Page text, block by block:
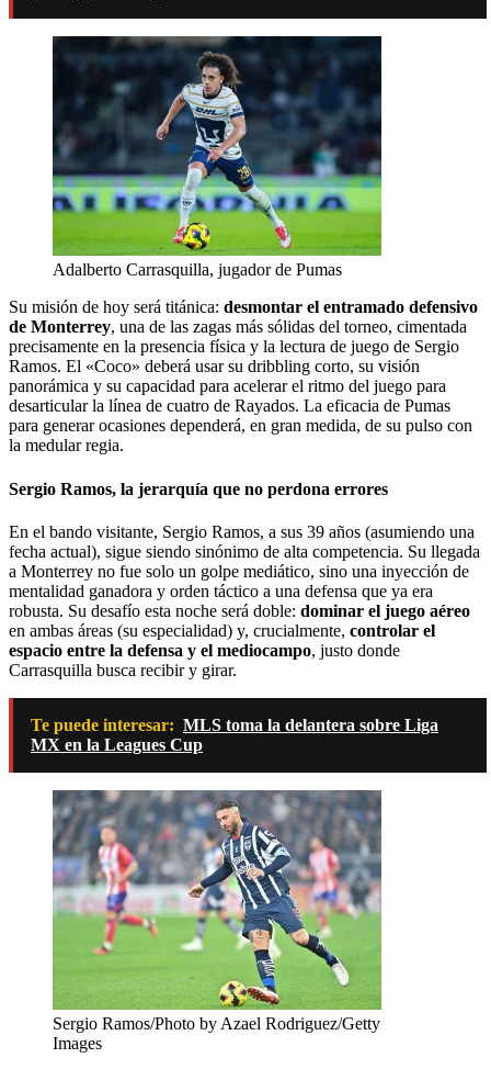
Adalberto Carrasquilla, jugador de Pumas
Su misión de hoy será titánica: desmontar el entramado defensivo
de Monterrey, una de las zagas más sólidas del torneo, cimentada
precisamente en la presencia física y la lectura de juego de Sergio
Ramos. El «Coco» deberá usar su dribbling corto, su visión
panorámica y su capacidad para acelerar el ritmo del juego para
desarticular la línea de cuatro de Rayados. La eficacia de Pumas
para generar ocasiones dependerá, en gran medida, de su pulso con
la medular regia.
Sergio Ramos, la jerarquía que no perdona errores
En el bando visitante, Sergio Ramos, a sus 39 años (asumiendo una
fecha actual), sigue siendo sinónimo de alta competencia. Su llegada
a Monterrey no fue solo un golpe mediático, sino una inyección de
mentalidad ganadora y orden táctico a una defensa que ya era
robusta. Su desafío esta noche será doble: dominar el juego aéreo
en ambas áreas (su especialidad) y, crucialmente, controlar el
espacio entre la defensa y el mediocampo, justo donde
Carrasquilla busca recibir y girar.
Te puede interesar: MLS toma la delantera sobre Liga
MX en la Leagues Cup
Sergio Ramos/Photo by Azael Rodriguez/Getty
Images